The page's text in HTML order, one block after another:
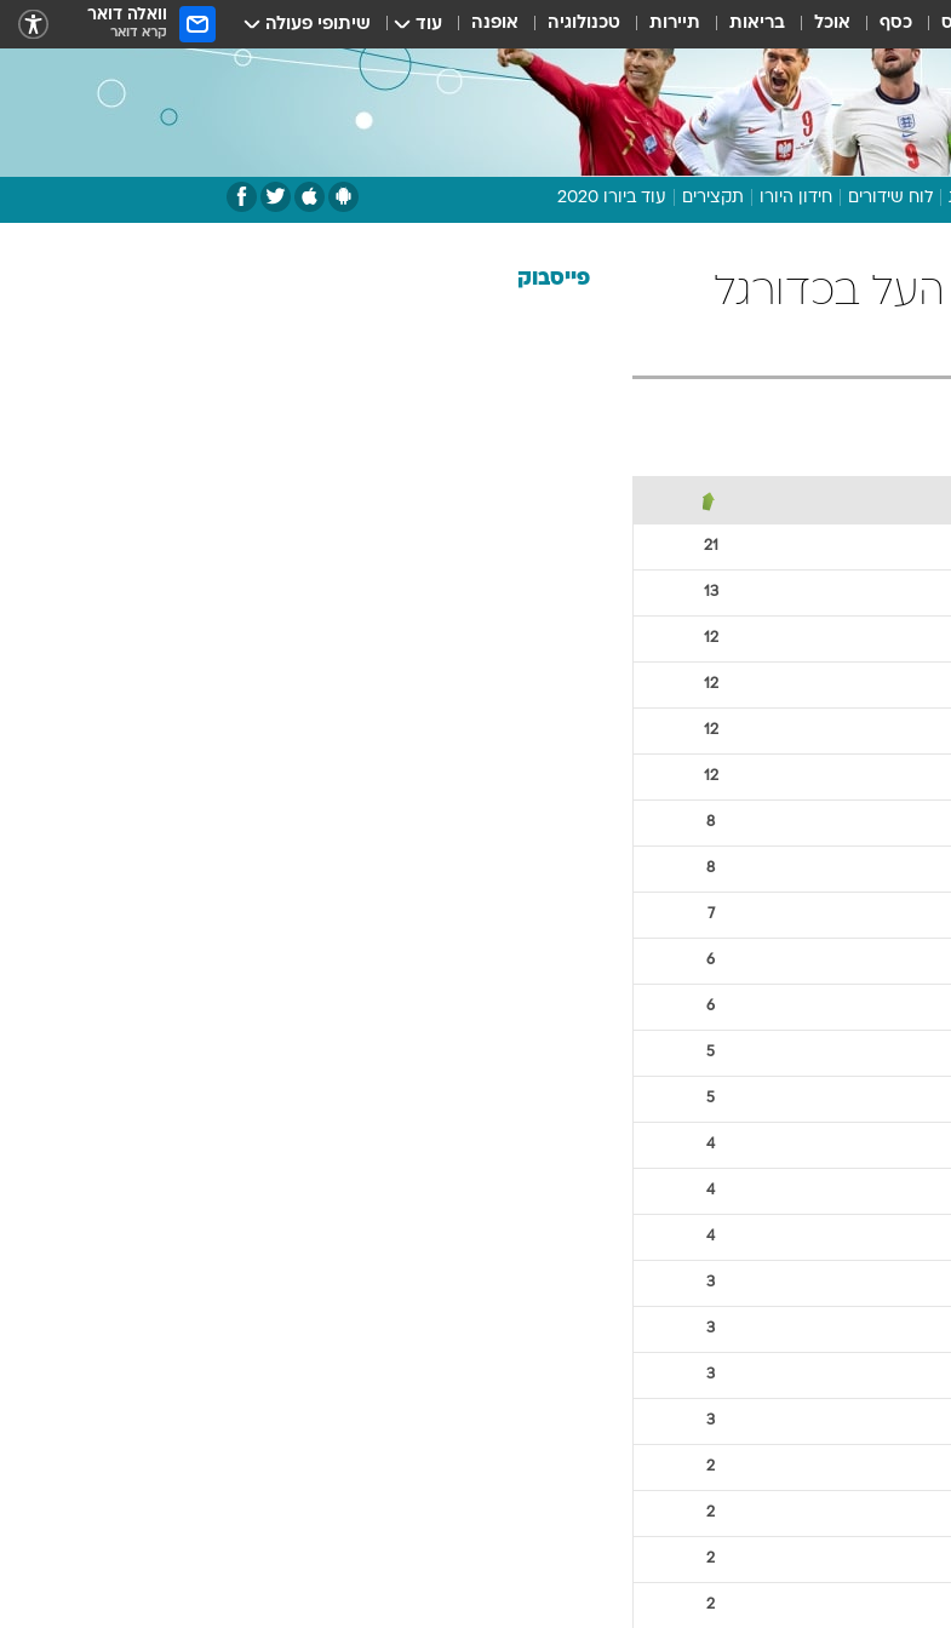
כסף אוכל בריאות תיירות טכנולוגיה אופנה עוד שיתופי פעולה וואלה דואר
קרא דואר
לוח שידורים חידון היורו תקצירים עוד ביורו 2020
בכדורגל
21
13
12
12
12
12
8
8
7
6
6
5
5
4
4
4
3
3
3
3
2
2
2
2
פייסבוק